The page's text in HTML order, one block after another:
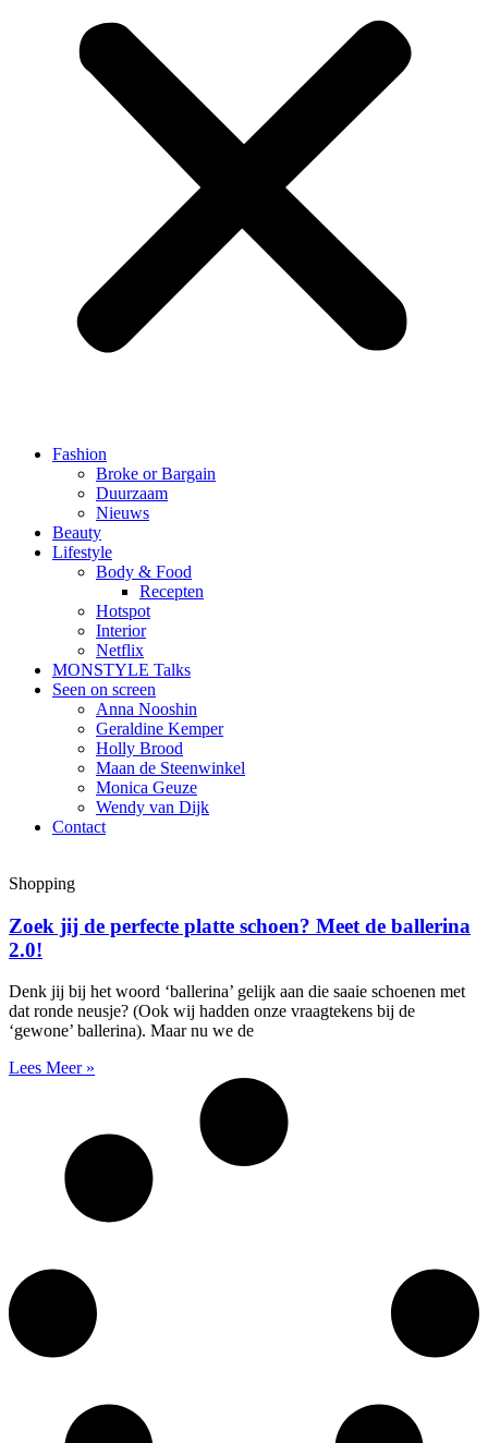
Fashion
Broke or Bargain
Duurzaam
Nieuws
Beauty
Lifestyle
Body & Food
Recepten
Hotspot
Interior
Netflix
MONSTYLE Talks
Seen on screen
Anna Nooshin
Geraldine Kemper
Holly Brood
Maan de Steenwinkel
Monica Geuze
Wendy van Dijk
Contact
Shopping
Zoek jij de perfecte platte schoen? Meet de ballerina
2.0!
Denk jij bij het woord ‘ballerina’ gelijk aan die saaie schoenen met
dat ronde neusje? (Ook wij hadden onze vraagtekens bij de
‘gewone’ ballerina). Maar nu we de
Lees Meer »